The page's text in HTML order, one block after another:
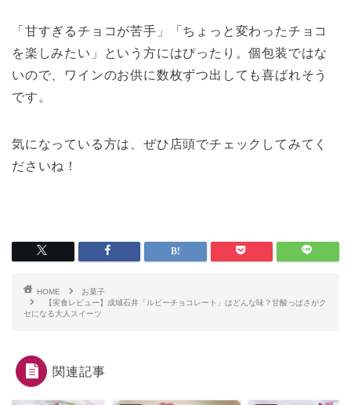
「甘すぎるチョコが苦手」「ちょっと変わったチョコ
を楽しみたい」という方にはぴったり。個包装ではな
いので、ワインのお供に数枚ずつ出しても喜ばれそう
です。
気になっている方は、ぜひ店頭でチェックしてみてく
ださいね！
HOME
お菓子
【実食レビュー】成城石井「ルビーチョコレート」はどんな味？甘酸っぱさがク
セになる大人スイーツ
関連記事